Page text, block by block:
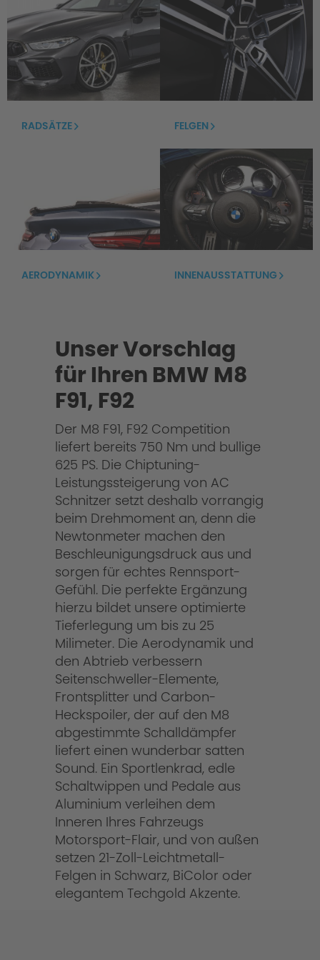
RADSÄTZE FELGEN
AERODYNAMIK INNENAUSSTATTUNG
Unser Vorschlag
für Ihren BMW M8
F91, F92
Der M8 F91, F92 Competition
liefert bereits 750 Nm und bullige
625 PS. Die Chiptuning-
Leistungssteigerung von AC
Schnitzer setzt deshalb vorrangig
beim Drehmoment an, denn die
Newtonmeter machen den
Beschleunigungsdruck aus und
sorgen für echtes Rennsport-
Gefühl. Die perfekte Ergänzung
hierzu bildet unsere optimierte
Tieferlegung um bis zu 25
Milimeter. Die Aerodynamik und
den Abtrieb verbessern
Seitenschweller-Elemente,
Frontsplitter und Carbon-
Heckspoiler, der auf den M8
abgestimmte Schalldämpfer
liefert einen wunderbar satten
Sound. Ein Sportlenkrad, edle
Schaltwippen und Pedale aus
Aluminium verleihen dem
Inneren Ihres Fahrzeugs
Motorsport-Flair, und von außen
setzen 21-Zoll-Leichtmetall-
Felgen in Schwarz, BiColor oder
elegantem Techgold Akzente.